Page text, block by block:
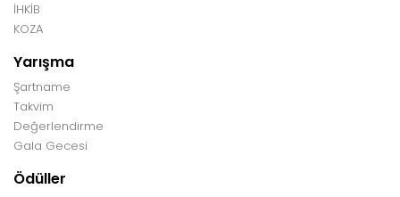
İHKİB
KOZA
Yarışma
Şartname
Takvim
Değerlendirme
Gala Gecesi
Ödüller